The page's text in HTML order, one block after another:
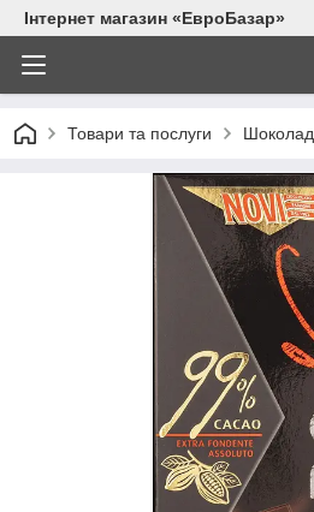
Інтернет магазин «ЕвроБазар»
Товари та послуги Шоколад